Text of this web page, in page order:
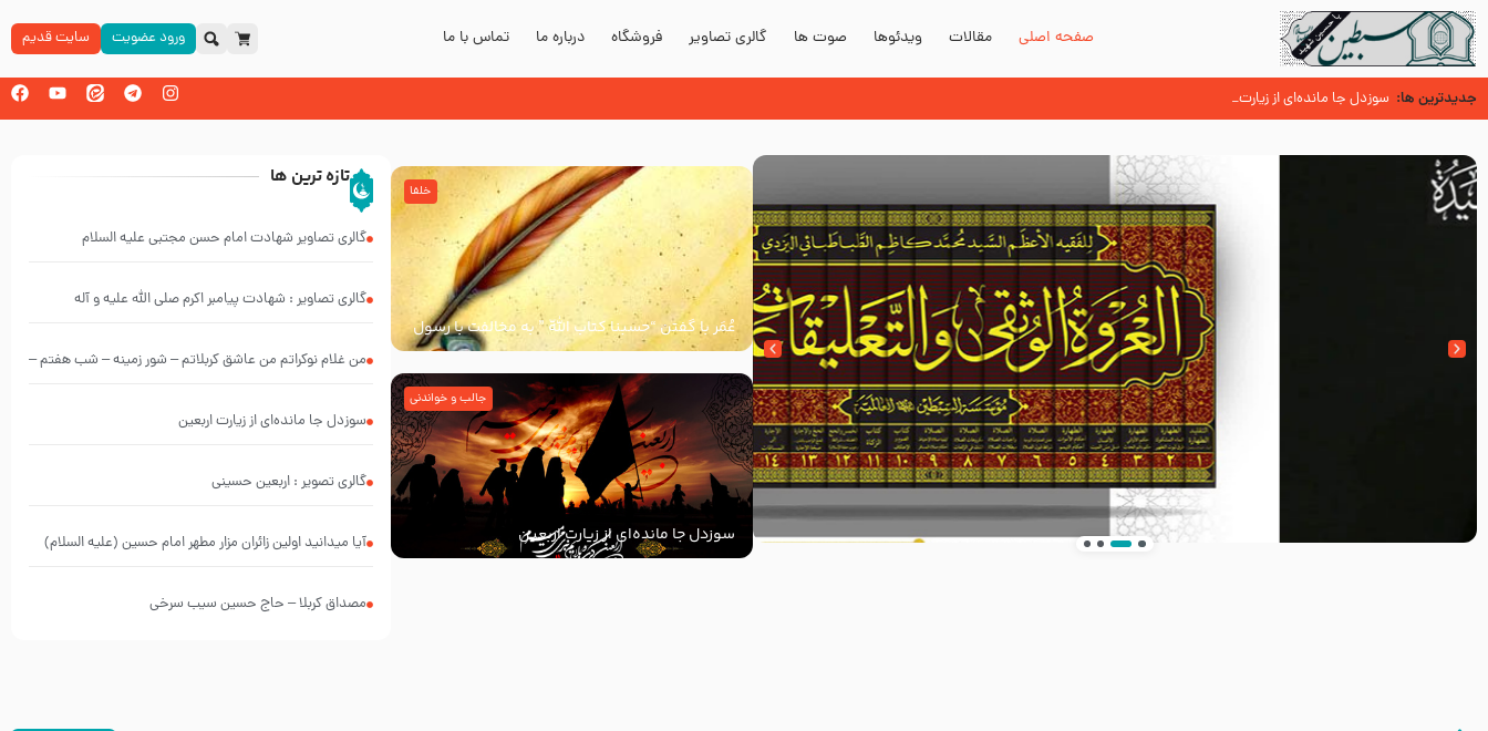
صفحه اصلی مقالات ویدئوها صوت ها گالری تصاویر فروشگاه درباره ما تماس با ما ورود عضویت سایت قدیم
جدیدترین ها: سوزدل جا مانده‌ای از زیارت اربعین
آیا میدانید اولین زائران مزار مطهر امام حسین (علیه السلام) چه کسانی بودند؟
اسنادی کهن دال بر شهرت زیارت اربعین نزد امامیه در قرن ۶ و ۷ هجری
عُمَر با گفتن “حسبنا كتاب اللّه ” به مخالفت با رسول
اللّه برخاست
خلفا
سوزدل جا مانده‌ای از زیارت اربعین
جالب و خواندنی
تازه ترین ها
گالری تصاویر شهادت امام حسن مجتبی علیه السلام
گالری تصاویر : شهادت پیامبر اکرم صلی الله علیه و آله
من غلام نوکراتم من عاشق کربلاتم – شور زمینه – شب هفتم –
سوزدل جا مانده‌ای از زیارت اربعین
گالری تصویر : اربعین حسینی
آیا میدانید اولین زائران مزار مطهر امام حسین (علیه السلام)
مصداق کربلا – حاج حسین سیب سرخی